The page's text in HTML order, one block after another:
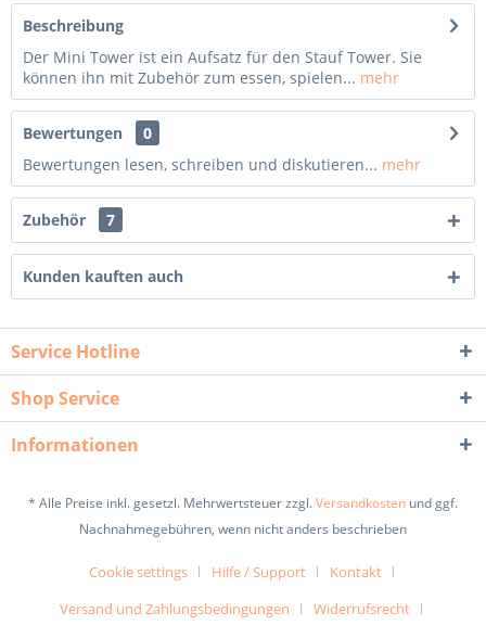
Beschreibung
Der Mini Tower ist ein Aufsatz für den Stauf Tower. Sie
können ihn mit Zubehör zum essen, spielen... mehr
Bewertungen
0
Bewertungen lesen, schreiben und diskutieren... mehr
Zubehör 7
Kunden kauften auch
Service Hotline
Shop Service
Informationen
* Alle Preise inkl. gesetzl. Mehrwertsteuer zzgl.Versandkosten und ggf.
Nachnahmegebühren, wenn nicht anders beschrieben
Cookie settings Hilfe / Support
Kontakt
Versand und Zahlungsbedingungen
Widerrufsrecht